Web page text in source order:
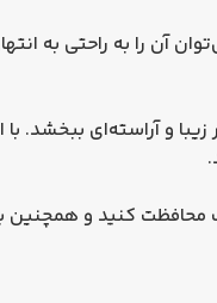
آن را به راحتی به
و آراسته‌ای ببخشد.
کنید و همچنین